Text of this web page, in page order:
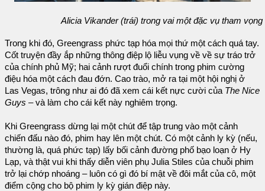
Alicia Vikander (trái) trong vai một đặc vụ tham vọng
Trong khi đó, Greengrass phức tạp hóa mọi thứ một cách quá tay.
Cốt truyện đầy ắp những thông điệp lộ liễu vụng về về sự tráo trở
của chính phủ Mỹ; hai cảnh rượt đuổi chính trong phim cường
điệu hóa một cách đau đớn. Cao trào, mở ra tại một hội nghị ở
Las Vegas, trông như ai đó đã xem cái kết nực cười của The Nice
Guys – và làm cho cái kết này nghiêm trọng.
Khi Greengrass dừng lại một chút để tập trung vào một cảnh
chiến đấu nào đó, phim hay lên một chút. Có một cảnh ly kỳ (nếu,
thường là, quá phức tạp) lấy bối cảnh đường phố bạo loạn ở Hy
Lạp, và thật vui khi thấy diễn viên phụ Julia Stiles của chuỗi phim
trở lại chớp nhoáng – luôn có gì đó bí mật về đôi mắt của cô, một
điểm cộng cho bộ phim ly kỳ gián điệp này.